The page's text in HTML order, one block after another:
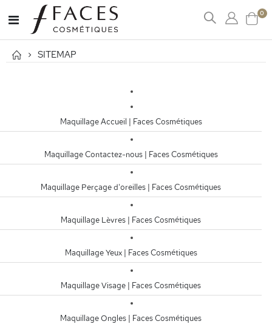
Cart
0
Affichage
navigation
SITEMAP
Maquillage Accueil | Faces Cosmétiques
Maquillage Contactez-nous | Faces Cosmétiques
Maquillage Perçage d'oreilles | Faces Cosmétiques
Maquillage Lèvres | Faces Cosmétiques
Maquillage Yeux | Faces Cosmétiques
Maquillage Visage | Faces Cosmétiques
Maquillage Ongles | Faces Cosmétiques